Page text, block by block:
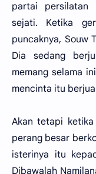
partai persilatan
sejati. Ketika
puncaknya, Souw
Dia sedang
memang selama
mencinta itu
Akan tetapi
perang besar
isterinya itu
Dibawalah